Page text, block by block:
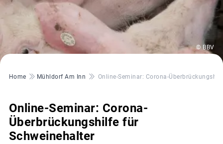
© BBV
Pfadnavigation
Home Mühldorf Am Inn Online-Seminar: Corona-
Online-Seminar: Corona-
Überbrückungshilfe für
Schweinehalter